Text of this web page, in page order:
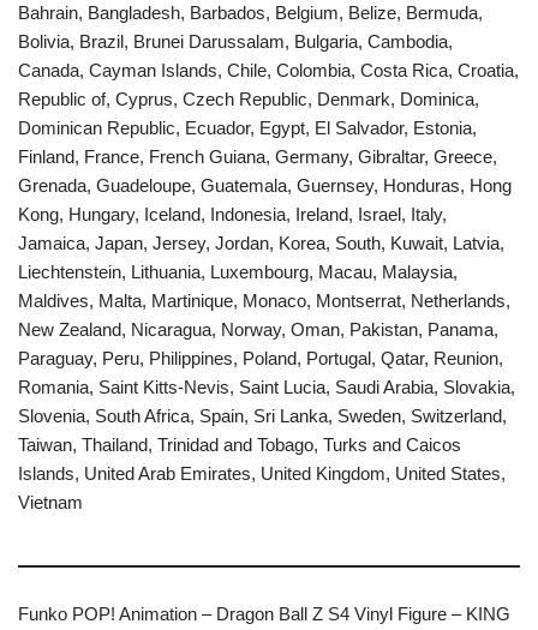
Bahrain, Bangladesh, Barbados, Belgium, Belize, Bermuda,
Bolivia, Brazil, Brunei Darussalam, Bulgaria, Cambodia,
Canada, Cayman Islands, Chile, Colombia, Costa Rica, Croatia,
Republic of, Cyprus, Czech Republic, Denmark, Dominica,
Dominican Republic, Ecuador, Egypt, El Salvador, Estonia,
Finland, France, French Guiana, Germany, Gibraltar, Greece,
Grenada, Guadeloupe, Guatemala, Guernsey, Honduras, Hong
Kong, Hungary, Iceland, Indonesia, Ireland, Israel, Italy,
Jamaica, Japan, Jersey, Jordan, Korea, South, Kuwait, Latvia,
Liechtenstein, Lithuania, Luxembourg, Macau, Malaysia,
Maldives, Malta, Martinique, Monaco, Montserrat, Netherlands,
New Zealand, Nicaragua, Norway, Oman, Pakistan, Panama,
Paraguay, Peru, Philippines, Poland, Portugal, Qatar, Reunion,
Romania, Saint Kitts-Nevis, Saint Lucia, Saudi Arabia, Slovakia,
Slovenia, South Africa, Spain, Sri Lanka, Sweden, Switzerland,
Taiwan, Thailand, Trinidad and Tobago, Turks and Caicos
Islands, United Arab Emirates, United Kingdom, United States,
Vietnam
Funko POP! Animation – Dragon Ball Z S4 Vinyl Figure – KING